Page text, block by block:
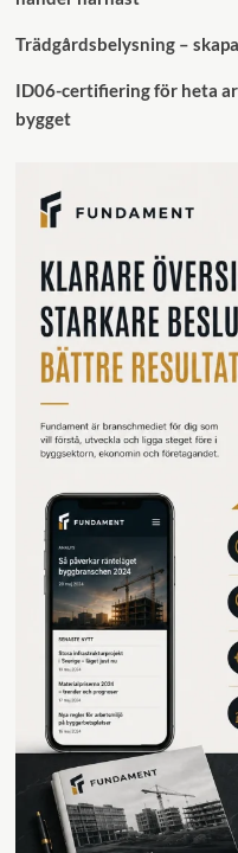
Trädgårdsbelysning –
ID06-certifiering för heta
bygget